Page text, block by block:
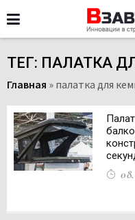
ТЕГ: ПАЛАТКА
Главная » палатка для